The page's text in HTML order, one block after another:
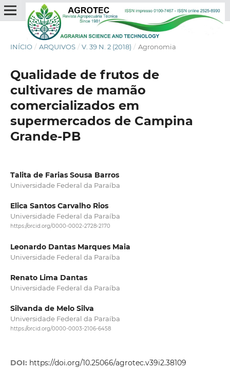
INÍCIO / ARQUIVOS / V. 39 N. 2 (2018) / Agronomia
Qualidade de frutos de
cultivares de mamão
comercializados em
supermercados de Campina
Grande-PB
Talita de Farias Sousa Barros
Universidade Federal da Paraíba
Elica Santos Carvalho Rios
Universidade Federal da Paraíba
https://orcid.org/0000-0002-2728-2170
Leonardo Dantas Marques Maia
Universidade Federal da Paraíba
Renato Lima Dantas
Universidade Federal da Paraíba
Silvanda de Melo Silva
Universidade Federal da Paraíba
https://orcid.org/0000-0003-2106-6458
DOI: https://doi.org/10.25066/agrotec.v39i2.38109